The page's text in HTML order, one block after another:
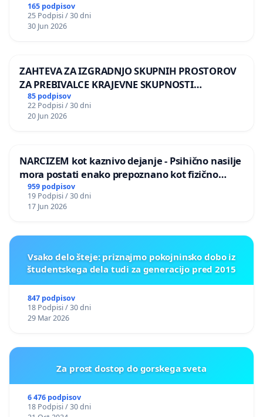
165 podpisov
25 Podpisi / 30 dni
30 Jun 2026
ZAHTEVA ZA IZGRADNJO SKUPNIH PROSTOROV
ZA PREBIVALCE KRAJEVNE SKUPNOSTI
PRESTRANEK
85 podpisov
22 Podpisi / 30 dni
20 Jun 2026
NARCIZEM kot kaznivo dejanje - Psihično nasilje
mora postati enako prepoznano kot fizično
nasilje
959 podpisov
19 Podpisi / 30 dni
17 Jun 2026
Vsako delo šteje: priznajmo pokojninsko dobo iz
študentskega dela tudi za generacijo pred 2015
847 podpisov
18 Podpisi / 30 dni
29 Mar 2026
Za prost dostop do gorskega sveta
6 476 podpisov
18 Podpisi / 30 dni